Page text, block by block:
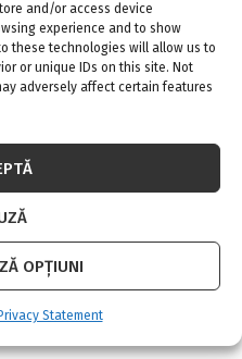
and/or access device
experience and to show
these technologies will allow us to
or unique IDs on this site. Not
adversely affect certain features
OPȚIUNI
Privacy Statement
timpul verii cu soluțiile de
Instalatorului
0
construcțiilor